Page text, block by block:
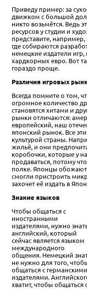
Приведу пример: за
движком с большой
никто возьмётся. Ведь
ресурсов у студии и
представите, например,
где собираются
немецкие издатели
хардкорных евро. Вот
гораздо проще.
Различия игровых
Всегда помните о том,
огромное количество
становятся хитами и
рынки отличаются:
европейский, наш
японский рынок. Все
культурой страны.
жильё, и они
коробочки, которые у
продаваться, потому
полке. Японцы
смогли пристроить
захочет её издать в
Знание языков
Чтобы общаться с
иностранными
издателями, нужно
английский, который
сейчас является языком
международного
общения. Немецкий
не нужно для того,
общаться с германскими
издателями.
хватит, чтобы общаться